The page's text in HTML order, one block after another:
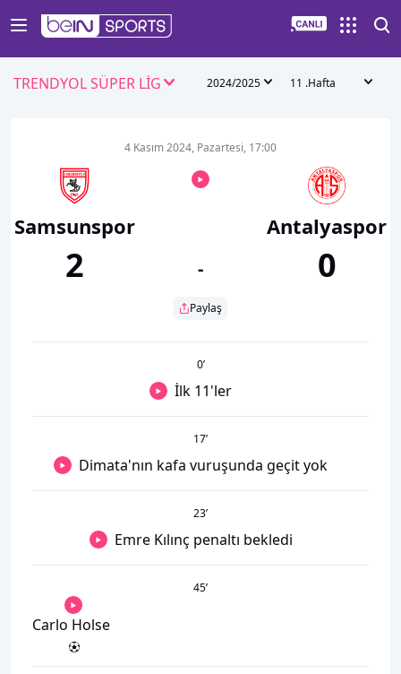
TRENDYOL SÜPER LİG 2024/2025 11 .Hafta
Samsunspor
2
4 Kasım 2024, Pazartesi, 17:00
-
Paylaş
Antalyaspor
0
0’
İlk 11'ler
17’
Dimata'nın kafa vuruşunda geçit yok
23’
Emre Kılınç penaltı bekledi
45’
Carlo Holse